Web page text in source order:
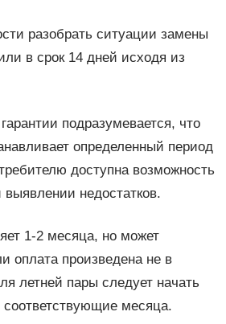
разобрать ситуации замены
в срок 14 дней исходя из
подразумевается, что
определенный период
доступна возможность
выявлении недостатков.
1-2 месяца, но может
оплата произведена не в
летней пары следует начать
соответствующие месяца.